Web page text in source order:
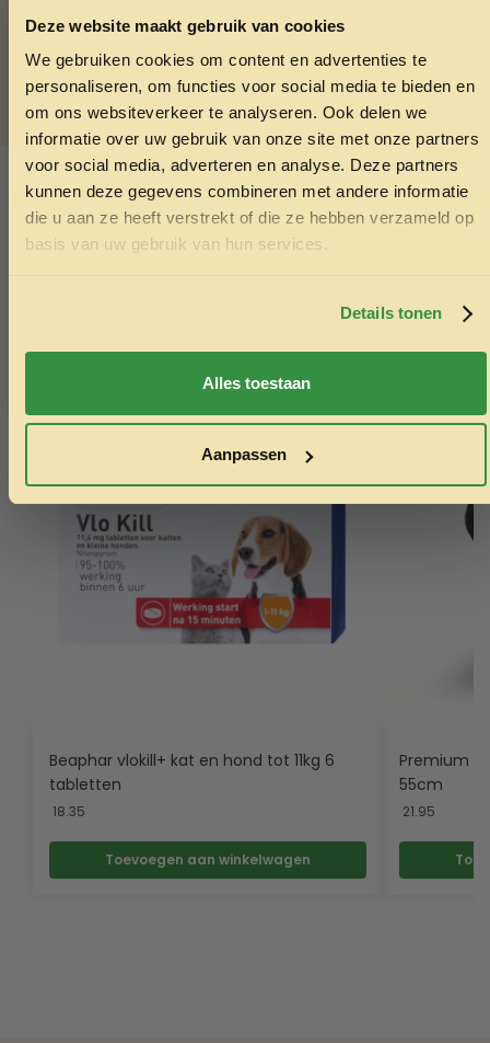
Deze website maakt gebruik van cookies
We gebruiken cookies om content en advertenties te
personaliseren, om functies voor social media te bieden en
om ons websiteverkeer te analyseren. Ook delen we
informatie over uw gebruik van onze site met onze partners
voor social media, adverteren en analyse. Deze partners
kunnen deze gegevens combineren met andere informatie
die u aan ze heeft verstrekt of die ze hebben verzameld op
basis van uw gebruik van hun services.
Details tonen
Alles toestaan
Aanpassen
eigenaar het beste uit het leven halen.
Wil je echt alles weten, klik hier en ga direct door naar de
website van Garvo
SKU: 8717154500875
Categorieën: Vogelvoer, Zaden vogel
Ook interessant
Beaphar vlokill+ kat en hond tot 11kg 6
tabletten
18.35
Toevoegen aan winkelwagen
Premium
55cm
21.95
ONTVANG 5% KORTING OP
JE EERSTE BESTELLING!
Ontvang korting
Door je in te schrijven ga je akkoord met het ontvangen van
Nee, ik wil geen korting